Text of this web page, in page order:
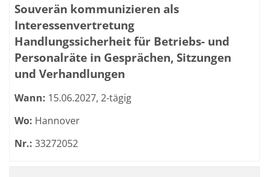
Souverän kommunizieren als
Interessenvertretung
Handlungssicherheit für Betriebs- und
Personalräte in Gesprächen, Sitzungen
und Verhandlungen
Wann: 15.06.2027, 2-tägig
Wo: Hannover
Nr.: 33272052